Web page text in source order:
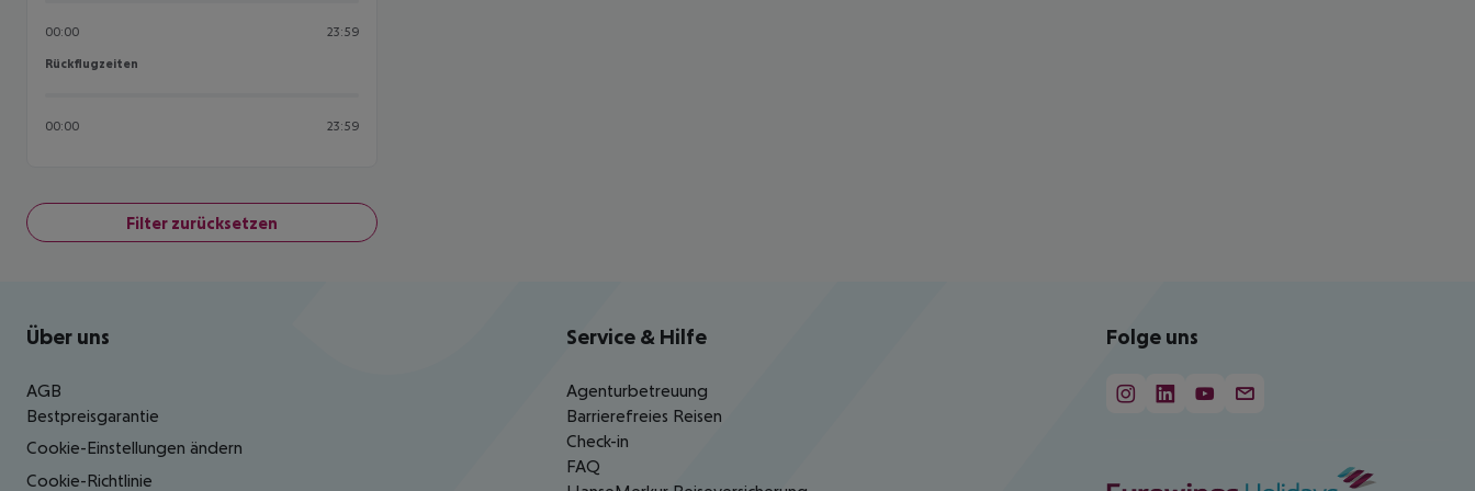
00:00 23:59
Rückflugzeiten
Rückflugzeiten
00:00 23:59
Filter zurücksetzen
Footer navigation
Über uns
AGB
Bestpreisgarantie
Cookie-Einstellungen ändern
Cookie-Richtlinie
Service & Hilfe
Agenturbetreuung
Barrierefreies Reisen
Check-in
FAQ
Folge uns